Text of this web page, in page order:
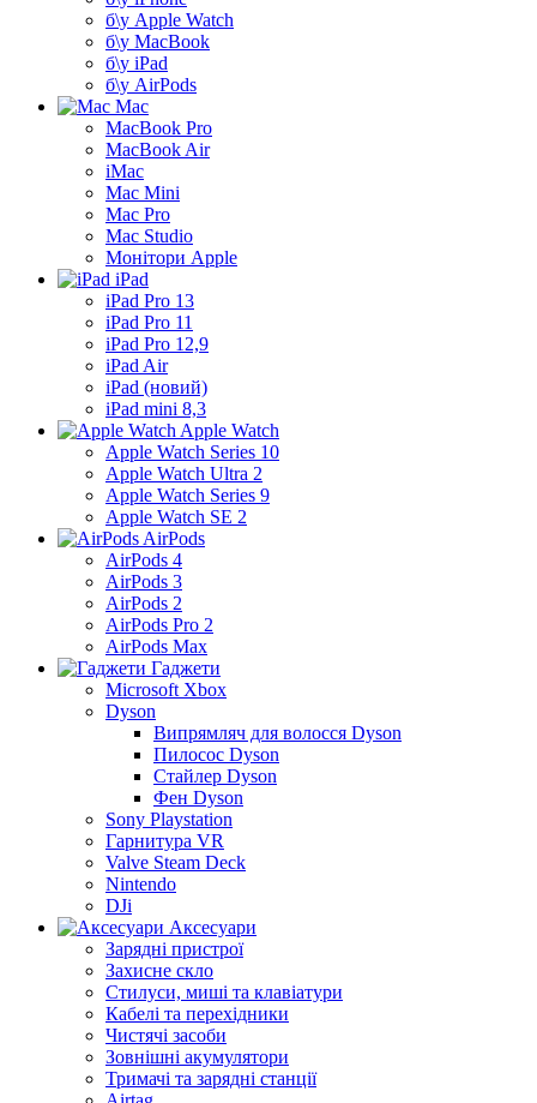
б\у Apple Watch
б\у MacBook
б\у iPad
б\у AirPods
Mac
MacBook Pro
MacBook Air
iMac
Mac Mini
Mac Pro
Mac Studio
Монітори Apple
iPad
iPad Pro 13
iPad Pro 11
iPad Pro 12,9
iPad Air
iPad (новий)
iPad mini 8,3
Apple Watch
Apple Watch Series 10
Apple Watch Ultra 2
Apple Watch Series 9
Apple Watch SE 2
AirPods
AirPods 4
AirPods 3
AirPods 2
AirPods Pro 2
AirPods Max
Гаджети
Microsoft Xbox
Dyson
Випрямляч для волосся Dyson
Пилосос Dyson
Стайлер Dyson
Фен Dyson
Sony Playstation
Гарнитура VR
Valve Steam Deck
Nintendo
DJi
Аксесуари
Зарядні пристрої
Захисне скло
Стилуси, миші та клавіатури
Кабелі та перехідники
Чистячі засоби
Зовнішні акумулятори
Тримачі та зарядні станції